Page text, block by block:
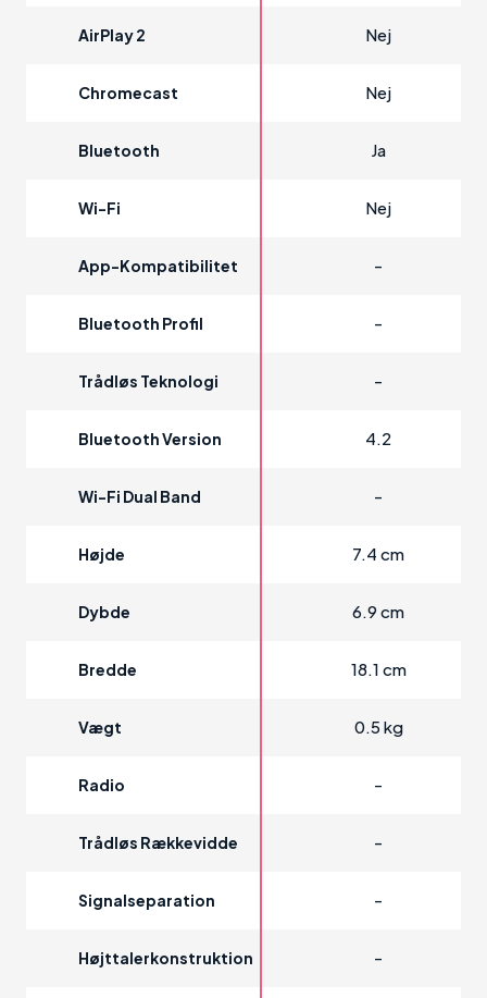
AirPlay 2 Nej
Chromecast Nej
Bluetooth Ja
Wi-Fi Nej
App-Kompatibilitet -
Bluetooth Profil -
Trådløs Teknologi -
Bluetooth Version 4.2
Wi-Fi Dual Band -
Højde 7.4 cm
Dybde 6.9 cm
Bredde 18.1 cm
Vægt 0.5 kg
Radio -
Trådløs Rækkevidde -
Signalseparation -
Højttalerkonstruktion -